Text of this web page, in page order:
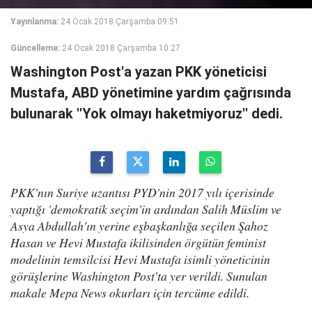
Yayınlanma: 24 Ocak 2018 Çarşamba 09:51
Güncelleme: 24 Ocak 2018 Çarşamba 10:27
Washington Post'a yazan PKK yöneticisi
Mustafa, ABD yönetimine yardım çağrısında
bulunarak ''Yok olmayı haketmiyoruz'' dedi.
PKK'nın Suriye uzantısı PYD'nin 2017 yılı içerisinde
yaptığı 'demokratik seçim'in ardından Salih Müslim ve
Asya Abdullah'ın yerine eşbaşkanlığa seçilen Şahoz
Hasan ve Hevi Mustafa ikilisinden örgütün feminist
modelinin temsilcisi Hevi Mustafa isimli yöneticinin
görüşlerine Washington Post'ta yer verildi. Sunulan
makale Mepa News okurları için tercüme edildi.